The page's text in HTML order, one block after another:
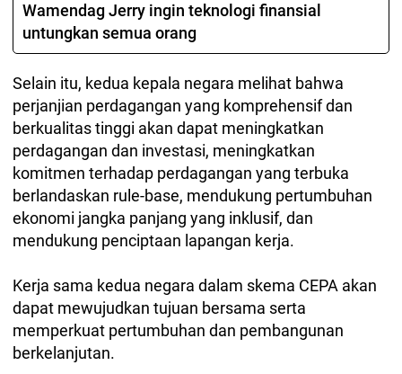
Wamendag Jerry ingin teknologi finansial
untungkan semua orang
Selain itu, kedua kepala negara melihat bahwa
perjanjian perdagangan yang komprehensif dan
berkualitas tinggi akan dapat meningkatkan
perdagangan dan investasi, meningkatkan
komitmen terhadap perdagangan yang terbuka
berlandaskan rule-base, mendukung pertumbuhan
ekonomi jangka panjang yang inklusif, dan
mendukung penciptaan lapangan kerja.
Kerja sama kedua negara dalam skema CEPA akan
dapat mewujudkan tujuan bersama serta
memperkuat pertumbuhan dan pembangunan
berkelanjutan.